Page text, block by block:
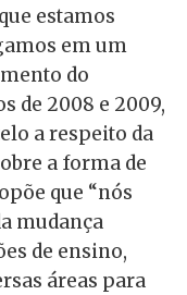
estamos
em um
do
de 2008 e 2009,
a respeito da
a forma de
que “nós
mudança
de ensino,
áreas para